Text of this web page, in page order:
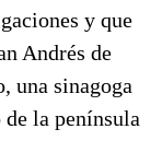
y que
Andrés de
una sinagoga
la península